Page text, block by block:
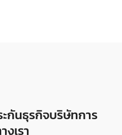
กันธุรกิจบริษัทการ
เรา